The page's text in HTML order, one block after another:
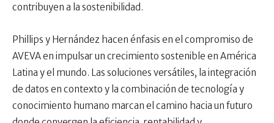
contribuyen a la sostenibilidad.
Phillips y Hernández hacen énfasis en el compromiso de
AVEVA en impulsar un crecimiento sostenible en América
Latina y el mundo. Las soluciones versátiles, la integración
de datos en contexto y la combinación de tecnología y
conocimiento humano marcan el camino hacia un futuro